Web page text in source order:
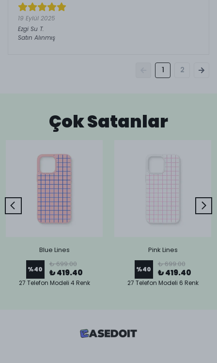
19 Eylül 2025
Ezgi Su T.
Satın Alınmış
1 2
Çok Satanlar
Blue Lines
%40
₺ 699.00
₺ 419.40
27 Telefon Modeli 4 Renk
Pink Lines
%40
₺ 699.00
₺ 419.40
27 Telefon Modeli 6 Renk